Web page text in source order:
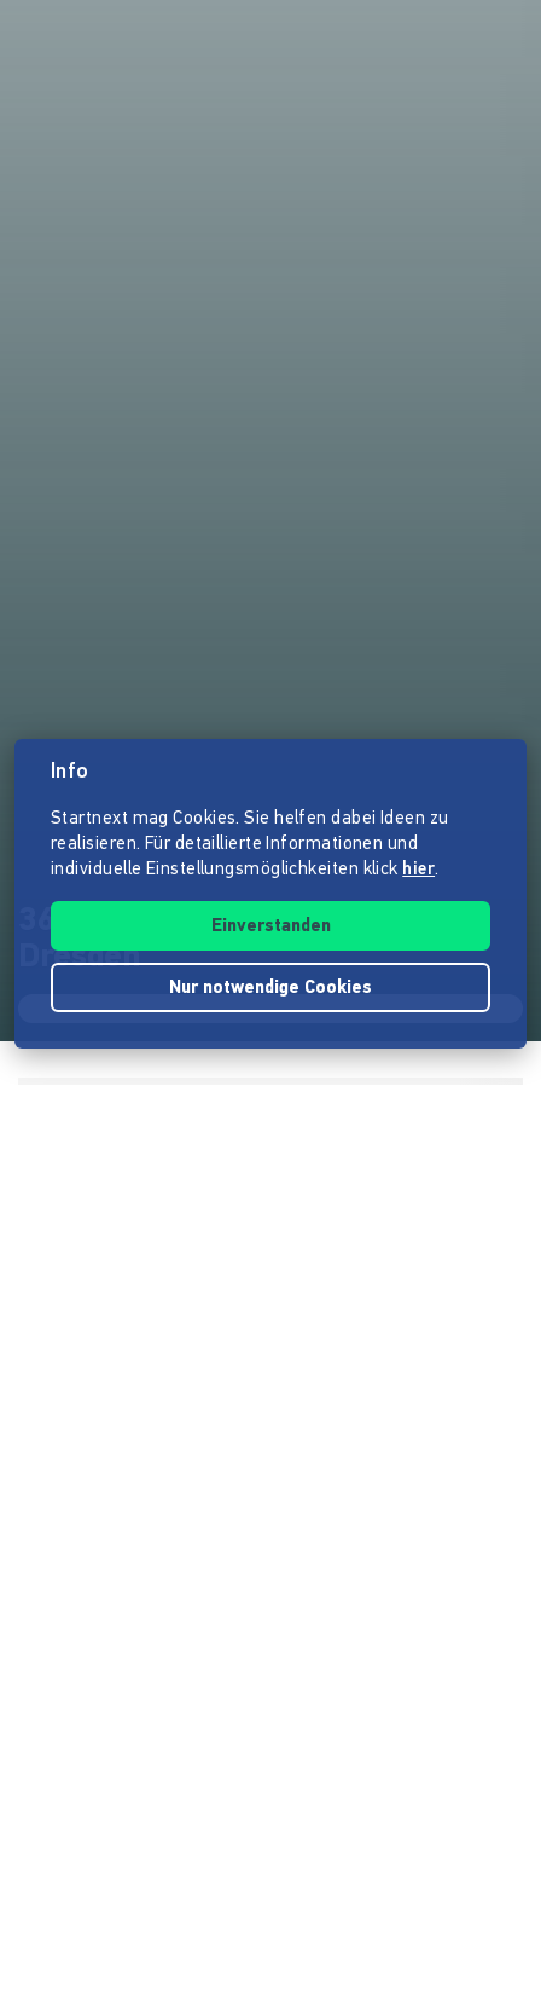
360 GRAMM – das Magazin für
Dresden
Info
Startnext mag Cookies. Sie helfen dabei Ideen zu
realisieren. Für detaillierte Informationen und
individuelle Einstellungsmöglichkeiten klick hier.
Einverstanden
Nur notwendige Cookies